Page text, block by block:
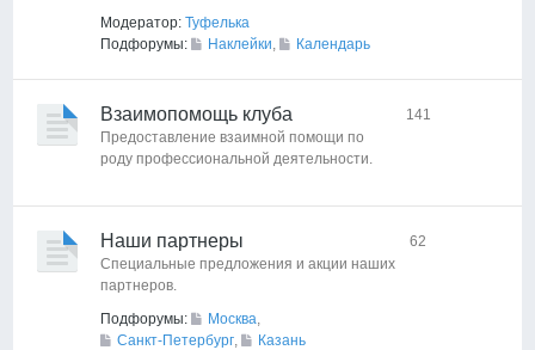
Модератор: Туфелька
Подфорумы:
Наклейки, Календарь
Взаимопомощь клуба
Предоставление взаимной помощи по
роду профессиональной деятельности.
141
Наши партнеры
Специальные предложения и акции наших
партнеров.
Подфорумы:
Москва,
Санкт-Петербург, Казань
62